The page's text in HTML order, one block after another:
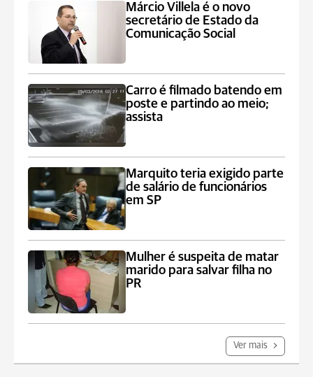
Márcio Villela é o novo
secretário de Estado da
Comunicação Social
Carro é filmado batendo em
poste e partindo ao meio;
assista
Marquito teria exigido parte
de salário de funcionários
em SP
Mulher é suspeita de matar
marido para salvar filha no
PR
Ver mais